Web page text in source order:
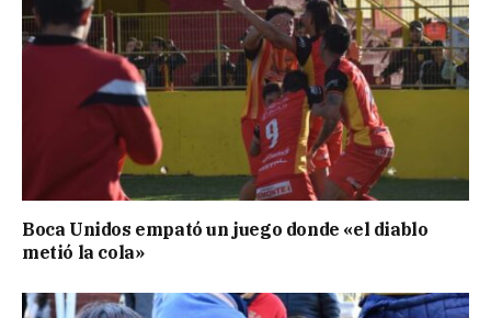
Boca Unidos empató un juego donde «el diablo
metió la cola»